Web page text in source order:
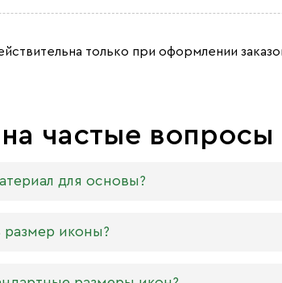
только при оформлении
частые вопросы
для основы?
иконы на трёх разных видах досок:
древесно-стружечная плита —
размер иконы?